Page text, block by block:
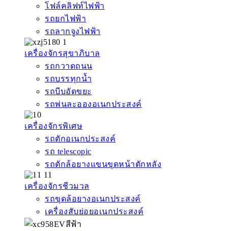
โฟล์คลิฟท์ไฟฟ้า
รถยกไฟฟ้า
รถลากจูงไฟฟ้า
เครื่องจักรสุขาภิบาล
รถกวาดถนน
รถบรรทุกน้ำ
รถบีบอัดขยะ
รถพ่นละอองอเนกประสงค์
เครื่องจักรพิเศษ
รถตักอเนกประสงค์
รถ telescopic
รถตักล้อยางแขนขุดหน้าตักหลัง
เครื่องจักรชีวมวล
รถขุดล้อยางอเนกประสงค์
เครื่องสับย่อยอเนกประสงค์